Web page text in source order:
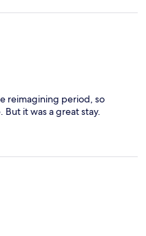
reimagining period, so
But it was a great stay.